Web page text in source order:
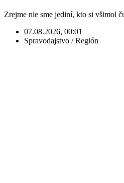
Zrejme nie sme jediní, kto si všimol
07.08.2026, 00:01
Spravodajstvo / Región